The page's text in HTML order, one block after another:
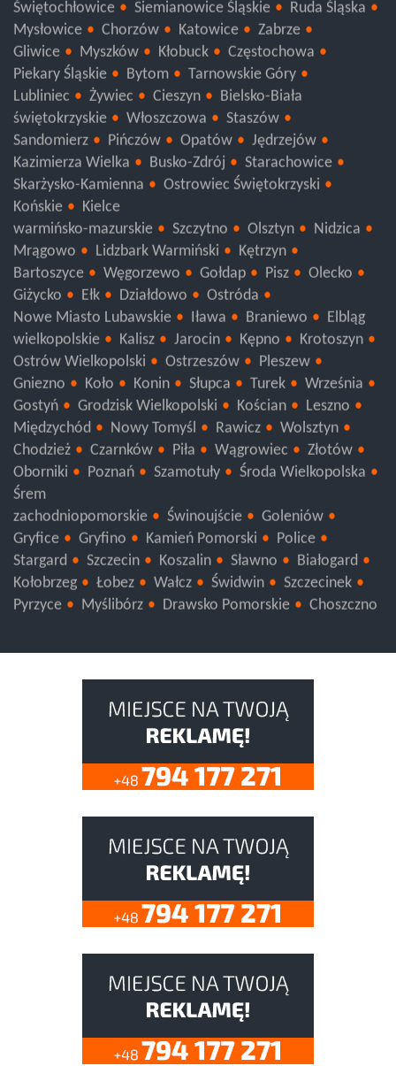
Świętochłowice
Siemianowice Śląskie
Ruda Śląska
Mysłowice
Chorzów Katowice
Zabrze
Gliwice
Myszków Kłobuck
Częstochowa
Piekary Śląskie
Bytom
Tarnowskie Góry
Lubliniec
Żywiec Cieszyn
Bielsko-Biała
świętokrzyskie
Włoszczowa
Staszów
Sandomierz
Pińczów Opatów
Jędrzejów
Kazimierza Wielka
Busko-Zdrój
Starachowice
Skarżysko-Kamienna
Ostrowiec Świętokrzyski
Końskie
Kielce
warmińsko-mazurskie
Szczytno Olsztyn
Nidzica
Mrągowo
Lidzbark Warmiński
Kętrzyn
Bartoszyce
Węgorzewo Gołdap Pisz
Olecko
Giżycko
Ełk Działdowo
Ostróda
Nowe Miasto Lubawskie
Iława Braniewo
Elbląg
wielkopolskie
Kalisz Jarocin Kępno
Krotoszyn
Ostrów Wielkopolski
Ostrzeszów
Pleszew
Gniezno
Koło Konin Słupca Turek
Września
Gostyń
Grodzisk Wielkopolski Kościan
Leszno
Międzychód
Nowy Tomyśl Rawicz
Wolsztyn
Chodzież
Czarnków Piła Wągrowiec
Złotów
Oborniki
Poznań Szamotuły
Środa Wielkopolska
Śrem
zachodniopomorskie
Świnoujście
Goleniów
Gryfice
Gryfino Kamień Pomorski
Police
Stargard
Szczecin Koszalin Sławno
Białogard
Kołobrzeg
Łobez Wałcz Świdwin
Szczecinek
Pyrzyce
Myślibórz Drawsko Pomorskie Choszczno